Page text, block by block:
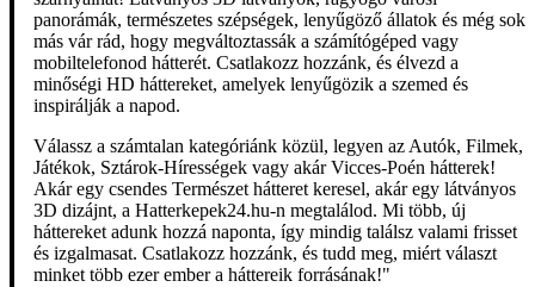
panorámák, természetes szépségek, lenyűgöző állatok és még sok
más vár rád, hogy megváltoztassák a számítógéped vagy
mobiltelefonod hátterét. Csatlakozz hozzánk, és élvezd a
minőségi HD háttereket, amelyek lenyűgözik a szemed és
inspirálják a napod.
Válassz a számtalan kategóriánk közül, legyen az Autók, Filmek,
Játékok, Sztárok-Hírességek vagy akár Vicces-Poén hátterek!
Akár egy csendes Természet hátteret keresel, akár egy látványos
3D dizájnt, a Hatterkepek24.hu-n megtalálod. Mi több, új
háttereket adunk hozzá naponta, így mindig találsz valami frisset
és izgalmasat. Csatlakozz hozzánk, és tudd meg, miért választ
minket több ezer ember a háttereik forrásának!"